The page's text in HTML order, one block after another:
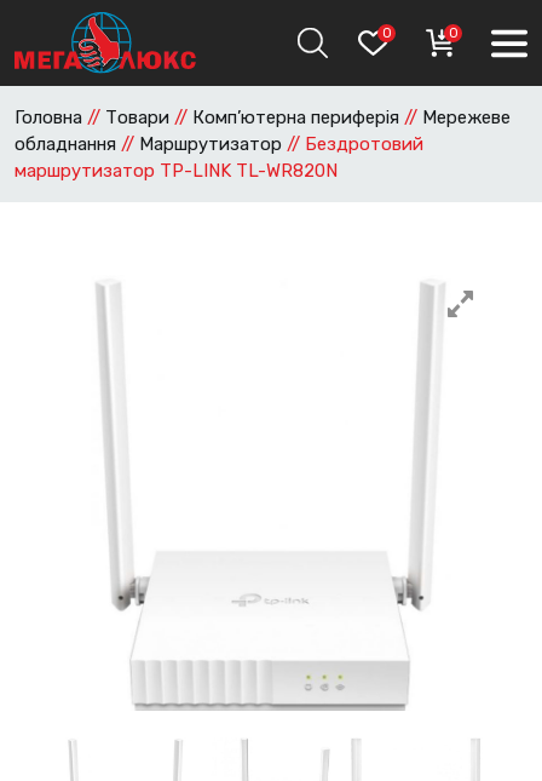
0 0
Головна // Товари // Комп’ютерна периферія // Мережеве
обладнання // Маршрутизатор // Бездротовий
маршрутизатор TP-LINK TL-WR820N